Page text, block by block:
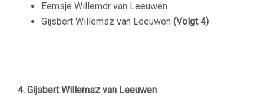
Eemsje Willemdr van Leeuwen
Gijsbert Willemsz van Leeuwen (Volgt 4)
4. Gijsbert Willemsz van Leeuwen